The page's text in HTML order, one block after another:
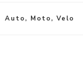
Auto, Moto, Velo